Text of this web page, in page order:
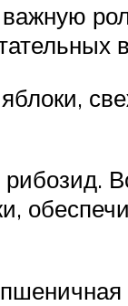
важную
рибозид.